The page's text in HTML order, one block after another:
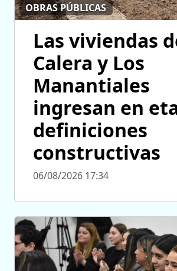
OBRAS PÚBLICAS
Las viviendas
Calera y Los
Manantiales
ingresan en
definiciones
constructivas
06/08/2026 17:34